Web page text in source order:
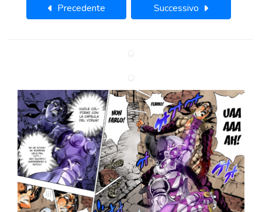
Precedente Successivo